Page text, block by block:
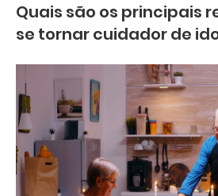
Quais são os principais
se tornar cuidador de